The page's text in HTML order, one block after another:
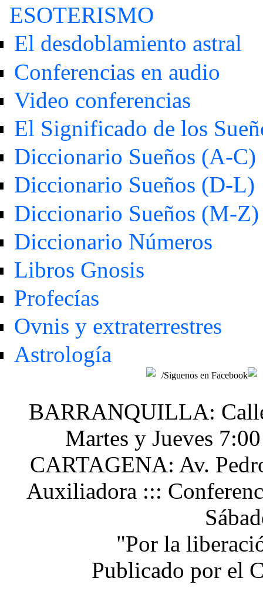
ESOTERISMO
El desdoblamiento astral
Conferencias en audio
Video conferencias
El Significado de los
Diccionario Sueños (A-C)
Diccionario Sueños (D-L)
Diccionario Sueños (M-Z)
Diccionario Números
Libros Gnosis
Profecías
Ovnis y extraterrestres
Astrología
/Siguenos en Facebook
BARRANQUILLA:
Martes y Jueves
CARTAGENA: Av.
Auxiliadora :::
"Por la
Publicado por el